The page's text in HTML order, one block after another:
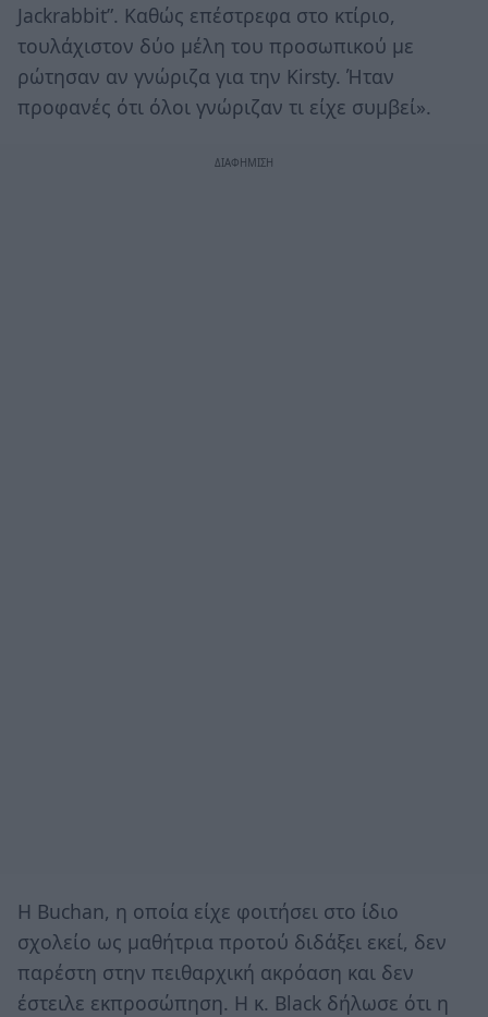
Jackrabbit”. Καθώς επέστρεφα στο κτίριο,
τουλάχιστον δύο μέλη του προσωπικού με
ρώτησαν αν γνώριζα για την Kirsty. Ήταν
προφανές ότι όλοι γνώριζαν τι είχε συμβεί».
Η Buchan, η οποία είχε φοιτήσει στο ίδιο
σχολείο ως μαθήτρια προτού διδάξει εκεί, δεν
παρέστη στην πειθαρχική ακρόαση και δεν
έστειλε εκπροσώπηση. Η κ. Black δήλωσε ότι η